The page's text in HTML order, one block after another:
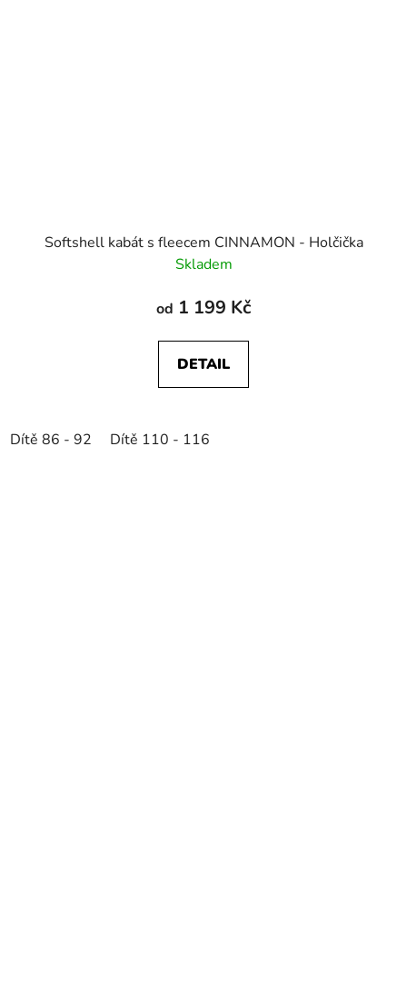
Softshell kabát s fleecem CINNAMON - Holčička
Skladem
od 1 199 Kč
DETAIL
Dítě 86 - 92 Dítě 110 - 116